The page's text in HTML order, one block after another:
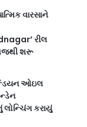
વારસાને
રીલ
આજથી શરૂ
ઓઇલ
લોન્ચિંગ કરાયું